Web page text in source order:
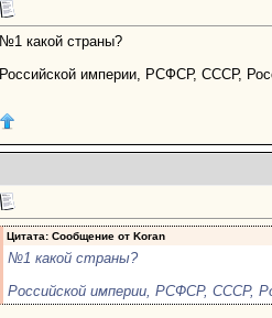
№1 какой страны?
Российской империи, РСФСР, СССР,
Цитата: Сообщение от Koran
№1 какой страны?
Российской империи, РСФСР, СССР,